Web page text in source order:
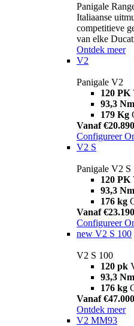
Panigale
Italiaanse
competitieve
van elke
Ontdek meer
V2
Panigale V2
120 PK
93,3 Nm
179 Kg
Vanaf €20.890
Configureer
V2 S
Panigale V2 S
120 PK
93,3 Nm
176 kg
Vanaf €23.190
Configureer
new V2 S 100
V2 S 100
120 pk
93,3 Nm
176 kg
Vanaf €47.000
Ontdek meer
V2 MM93